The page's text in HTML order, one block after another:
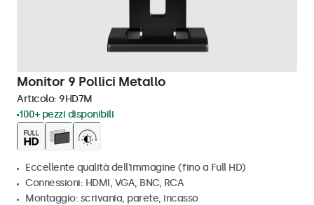
Monitor 9 Pollici Metallo
Articolo: 9HD7M
100+ pezzi disponibili
Eccellente qualità dell'immagine (fino a Full HD)
Connessioni: HDMI, VGA, BNC, RCA
Montaggio: scrivania, parete, incasso